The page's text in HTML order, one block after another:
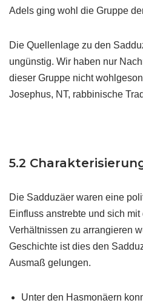
Adels ging wohl die Gruppe
Die Quellenlage zu den
ungünstig. Wir haben nur
dieser Gruppe nicht
Josephus, NT, rabbinische
5.2
Die Sadduzäer waren eine
Einfluss anstrebte und sich
Verhältnissen zu arrangieren
Geschichte ist dies den
Ausmaß gelungen.
Unter den Hasmonäern